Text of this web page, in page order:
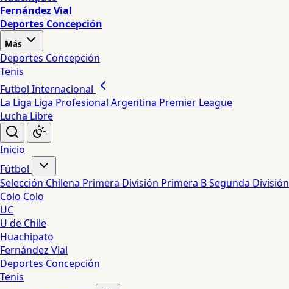
Fernández Vial
Deportes Concepción
Más
Deportes Concepción
Tenis
Futbol Internacional
La Liga Liga Profesional Argentina Premier League
Lucha Libre
Inicio
Fútbol
Selección Chilena Primera División Primera BSegunda División
Colo Colo
UC
U de Chile
Huachipato
Fernández Vial
Deportes Concepción
Tenis